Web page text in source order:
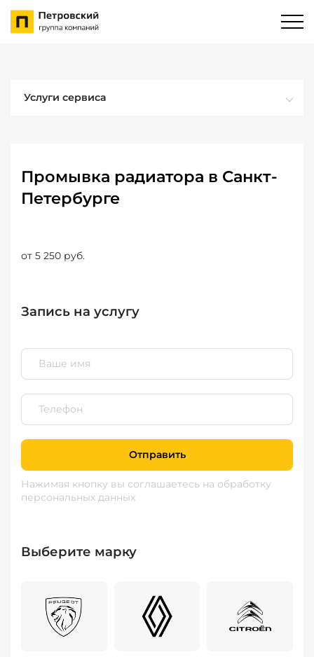
Услуги сервиса
Промывка радиатора в Санкт-
Петербурге
от 5 250 руб.
Запись на услугу
Отправить
Нажимая кнопку вы соглашаетесь на обработку
персональных данных
Выберите марку